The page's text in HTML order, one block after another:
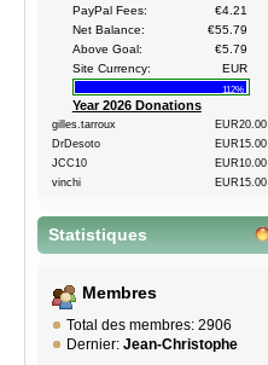
PayPal Fees:
€4.21
Net Balance:
€55.79
Above Goal:
€5.79
Site Currency:
EUR
112%
Year 2026 Donations
gilles.tarroux
EUR20.00
DrDesoto
EUR15.00
JCC10
EUR10.00
vinchi
EUR15.00
Statistiques
Membres
Total des membres: 2906
Dernier: Jean-Christophe